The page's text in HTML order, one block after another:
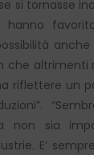
si tornasse
hanno
che altrimenti
riflettere un
non sia
E’